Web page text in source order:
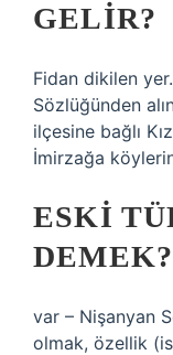
GELIR?
Fidan dikilen
Sözlüğünden
ilçesine bağlı
İmirzağa
ESKI
DEMEK?
var – Nişanyan
olmak, özellik